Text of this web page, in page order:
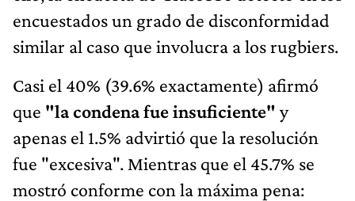
encuestados un grado de disconformidad
similar al caso que involucra a los rugbiers.
Casi el 40% (39.6% exactamente) afirmó
que "la condena fue insuficiente" y
apenas el 1.5% advirtió que la resolución
fue "excesiva". Mientras que el 45.7% se
mostró conforme con la máxima pena: